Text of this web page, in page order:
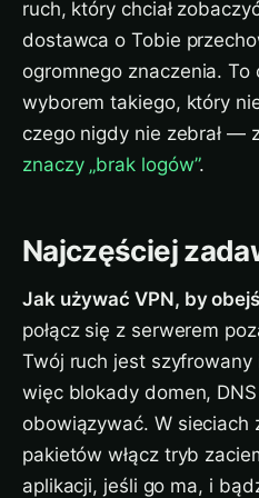
ruch, który chciał
dostawca o Tobie
ogromnego znaczenia. To
wyborem takiego, który
czego nigdy nie zebrał —
znaczy „brak logów”.
Najczęściej
Jak używać VPN, by
połącz się z serwerem
Twój ruch jest
więc blokady domen,
obowiązywać. W sieciach
pakietów włącz tryb
aplikacji, jeśli go ma, i